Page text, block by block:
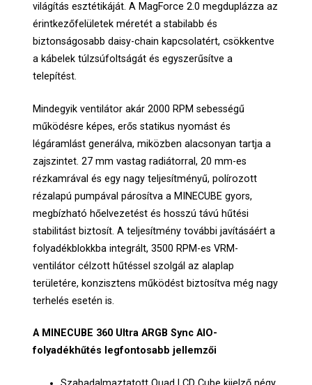
világítás esztétikáját. A MagForce 2.0 megduplázza az
érintkezőfelületek méretét a stabilabb és
biztonságosabb daisy-chain kapcsolatért, csökkentve
a kábelek túlzsúfoltságát és egyszerűsítve a
telepítést.
Mindegyik ventilátor akár 2000 RPM sebességű
működésre képes, erős statikus nyomást és
légáramlást generálva, miközben alacsonyan tartja a
zajszintet. 27 mm vastag radiátorral, 20 mm-es
rézkamrával és egy nagy teljesítményű, polírozott
rézalapú pumpával párosítva a MINECUBE gyors,
megbízható hőelvezetést és hosszú távú hűtési
stabilitást biztosít. A teljesítmény további javításáért a
folyadékblokkba integrált, 3500 RPM-es VRM-
ventilátor célzott hűtéssel szolgál az alaplap
területére, konzisztens működést biztosítva még nagy
terhelés esetén is.
A MINECUBE 360 Ultra ARGB Sync AIO-
folyadékhűtés legfontosabb jellemzői